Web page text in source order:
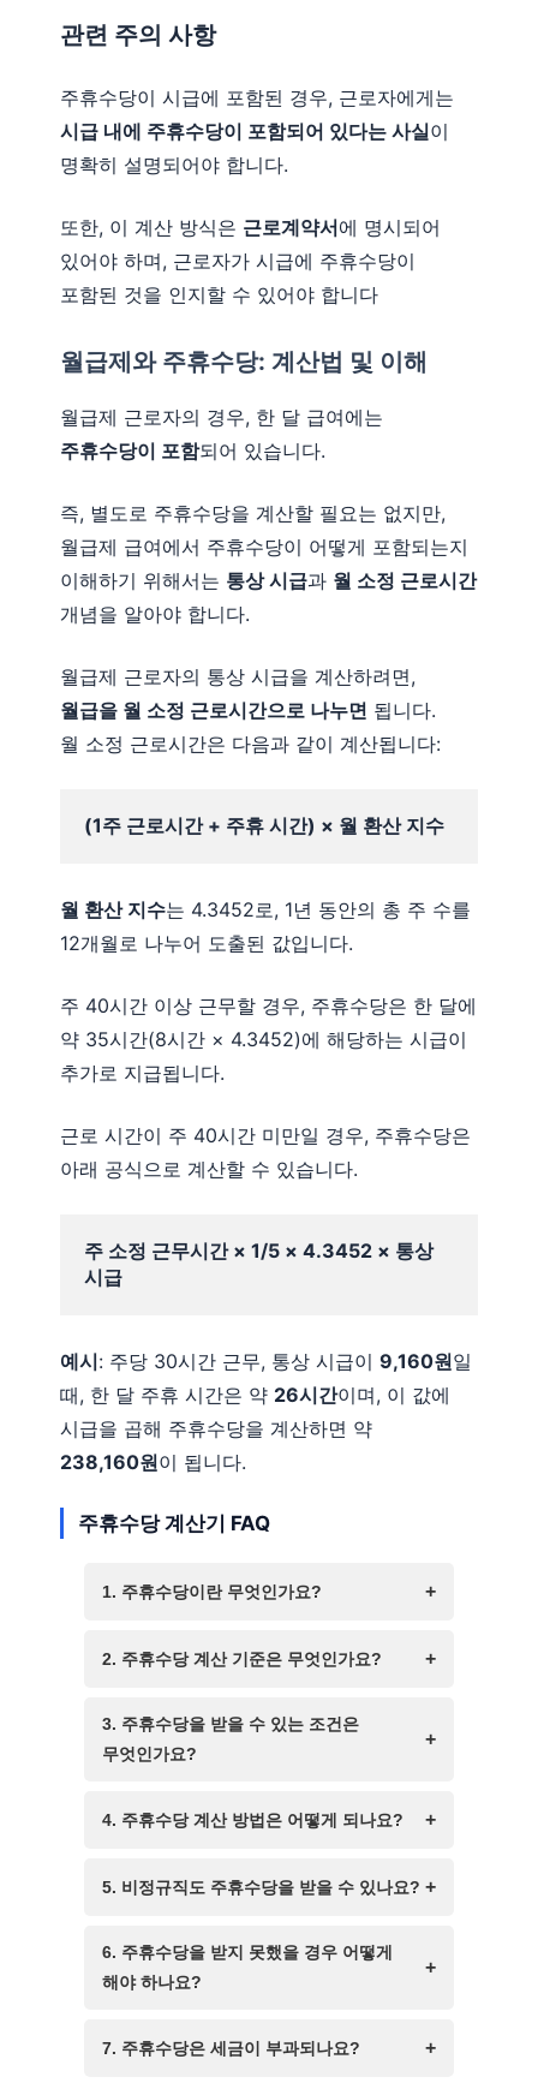
관련 주의 사항
주휴수당이 시급에 포함된 경우, 근로자에게는
시급 내에 주휴수당이 포함되어 있다는 사실이
명확히 설명되어야 합니다.
또한, 이 계산 방식은 근로계약서에 명시되어
있어야 하며, 근로자가 시급에 주휴수당이
포함된 것을 인지할 수 있어야 합니다
월급제와 주휴수당: 계산법 및 이해
월급제 근로자의 경우, 한 달 급여에는
주휴수당이 포함되어 있습니다.
즉, 별도로 주휴수당을 계산할 필요는 없지만,
월급제 급여에서 주휴수당이 어떻게 포함되는지
이해하기 위해서는 통상 시급과 월 소정 근로시간
개념을 알아야 합니다.
월급제 근로자의 통상 시급을 계산하려면,
월급을 월 소정 근로시간으로 나누면 됩니다.
월 소정 근로시간은 다음과 같이 계산됩니다:
(1주 근로시간 + 주휴 시간) × 월 환산 지수
월 환산 지수는 4.3452로, 1년 동안의 총 주 수를
12개월로 나누어 도출된 값입니다.
주 40시간 이상 근무할 경우, 주휴수당은 한 달에
약 35시간(8시간 × 4.3452)에 해당하는 시급이
추가로 지급됩니다.
근로 시간이 주 40시간 미만일 경우, 주휴수당은
아래 공식으로 계산할 수 있습니다.
주 소정 근무시간 × 1/5 × 4.3452 × 통상
시급
예시: 주당 30시간 근무, 통상 시급이 9,160원일
때, 한 달 주휴 시간은 약 26시간이며, 이 값에
시급을 곱해 주휴수당을 계산하면 약
238,160원이 됩니다.
주휴수당 계산기 FAQ
1. 주휴수당이란 무엇인가요?
주휴수당은 근로기준법에 따라 주
있는 유급 휴일에 대한 보상입니다.
이는 근로자가 주당 소정 근로일수를
해당하는 금액을 지급받는 것을
2. 주휴수당 계산 기준은 무엇인가요?
주휴수당은 근로자가 일주일에 소정
근로일수를 모두 출근한 경우
근로시간을 기준으로 산정하며, 하루의
계산합니다.
3. 주휴수당을 받을 수 있는 조건은
무엇인가요?
주휴수당을 받기 위해서는 ① 주
모두 출근해야 합니다. 또한, 비정규직
충족하면 받을 수 있습니다.
4. 주휴수당 계산 방법은 어떻게 되나요?
주휴수당 계산법은 주당 근로시간 ÷
산정됩니다. 예를 들어, 주 5일 근무,
하루 8시간 근로, 시간당 10,000원의
80,000원입니다.
5. 비정규직도 주휴수당을 받을 수 있나요?
네, 비정규직 근로자도 주 15시간 이상
근무하고 소정 근로일수를 개근하면
형태와 상관없이 근로기준법이
6. 주휴수당을 받지 못했을 경우 어떻게
해야 하나요?
주휴수당을 지급받지 못했을 경우,
7. 주휴수당은 세금이 부과되나요?